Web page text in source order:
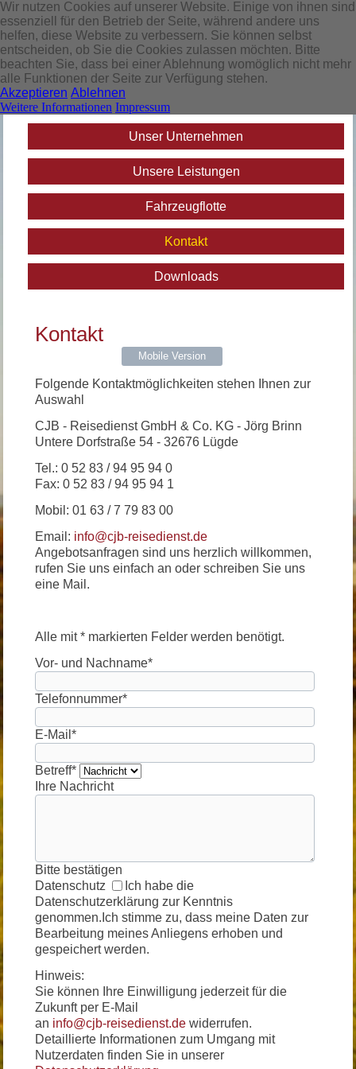
Unser Unternehmen
Unsere Leistungen
Fahrzeugflotte
Kontakt
Downloads
Kontakt
Mobile Version
Folgende Kontaktmöglichkeiten stehen Ihnen zur
Auswahl
CJB - Reisedienst GmbH & Co. KG - Jörg Brinn
Untere Dorfstraße 54 - 32676 Lügde
Tel.: 0 52 83 / 94 95 94 0
Fax: 0 52 83 / 94 95 94 1
Mobil: 01 63 / 7 79 83 00
Email: info@cjb-reisedienst.de
Angebotsanfragen sind uns herzlich willkommen,
rufen Sie uns einfach an oder schreiben Sie uns
eine Mail.
Alle mit * markierten Felder werden benötigt.
Vor- und Nachname*
Telefonnummer*
E-Mail*
Betreff*
Ihre Nachricht
Bitte bestätigen
Datenschutz
Ich habe die
Datenschutzerklärung zur Kenntnis
genommen.Ich stimme zu, dass meine Daten zur
Bearbeitung meines Anliegens erhoben und
gespeichert werden.
Hinweis:
Sie können Ihre Einwilligung jederzeit für die
Zukunft per E-Mail
an info@cjb-reisedienst.de widerrufen.
Detaillierte Informationen zum Umgang mit
Nutzerdaten finden Sie in unserer
Wir nutzen Cookies auf unserer Website. Einige von ihnen sind
essenziell für den Betrieb der Seite, während andere uns
helfen, diese Website zu verbessern. Sie können selbst
entscheiden, ob Sie die Cookies zulassen möchten. Bitte
beachten Sie, dass bei einer Ablehnung womöglich nicht mehr
alle Funktionen der Seite zur Verfügung stehen.
Akzeptieren Ablehnen
Weitere Informationen Impressum